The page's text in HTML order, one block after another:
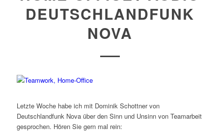
DEUTSCHLANDFUNK
NOVA
Letzte Woche habe ich mit Dominik Schottner von
Deutschlandfunk Nova über den Sinn und Unsinn von Teamarbeit
gesprochen. Hören Sie gern mal rein: